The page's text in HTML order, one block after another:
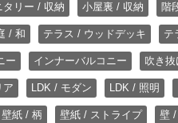
タリー / 収納 小屋裏 / 収納 階
/ 和 テラス / ウッドデッキ テ
ー インナーバルコニー 吹き
ア LDK / モダン LDK / 照明
壁紙 / 柄 壁紙 / ストライプ 壁